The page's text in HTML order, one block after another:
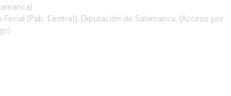
Ferial (Pab. Central), Diputación de Salamanca. (Acceso por